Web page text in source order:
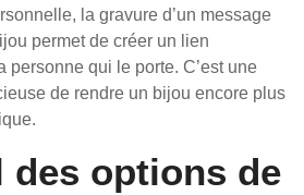
la gravure d’un message
permet de créer un lien
personne qui le porte. C’est une
de rendre un bijou encore plus
des options de